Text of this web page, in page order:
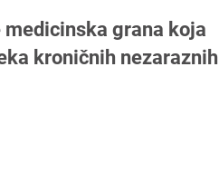
grana koja
kroničnih nezaraznih